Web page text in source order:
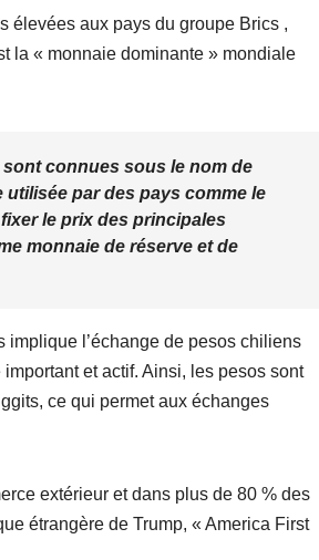
élevées aux pays du groupe Brics ,
la « monnaie dominante » mondiale
sont connues sous le nom de
par des pays comme le
le prix des principales
monnaie de réserve et de
implique l’échange de pesos chiliens
et actif. Ainsi, les pesos sont
ce qui permet aux échanges
extérieur et dans plus de 80 % des
étrangère de Trump, « America First